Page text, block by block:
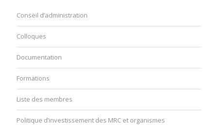
Conseil d’administration
Colloques
Documentation
Formations
Liste des membres
Politique d’investissement des MRC et organismes